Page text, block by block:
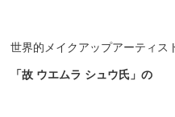
世界的メイクアップアーティス
「故 ウエムラ シュウ氏」の